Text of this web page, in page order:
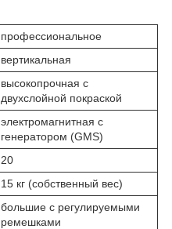
профессиональное
вертикальная
высокопрочная с
двухслойной покраской
электромагнитная c
генератором (GMS)
20
15 кг (собственный вес)
большие с регулируемыми
ремешками